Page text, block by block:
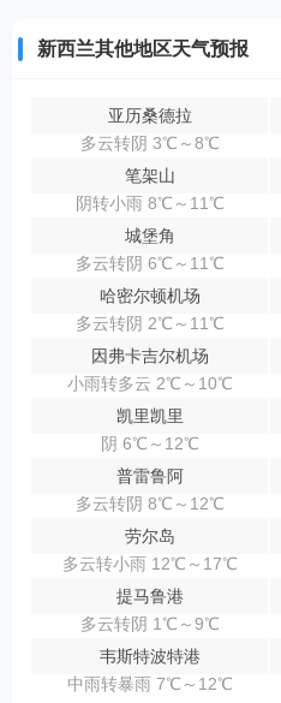
新西兰其他地区天气预报
亚历桑德拉
多云转阴 3℃～8℃
笔架山
阴转小雨 8℃～11℃
城堡角
多云转阴 6℃～11℃
哈密尔顿机场
多云转阴 2℃～11℃
因弗卡吉尔机场
小雨转多云 2℃～10℃
凯里凯里
阴 6℃～12℃
普雷鲁阿
多云转阴 8℃～12℃
劳尔岛
多云转小雨 12℃～17℃
提马鲁港
多云转阴 1℃～9℃
韦斯特波特港
中雨转暴雨 7℃～12℃